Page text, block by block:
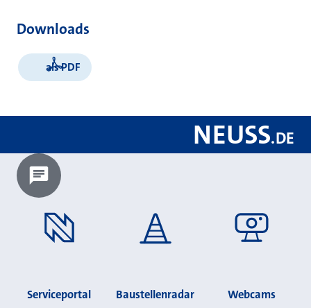
Downloads
als PDF
NEUSS.DE
Chatbot laden?
Serviceportal Baustellenradar Webcams